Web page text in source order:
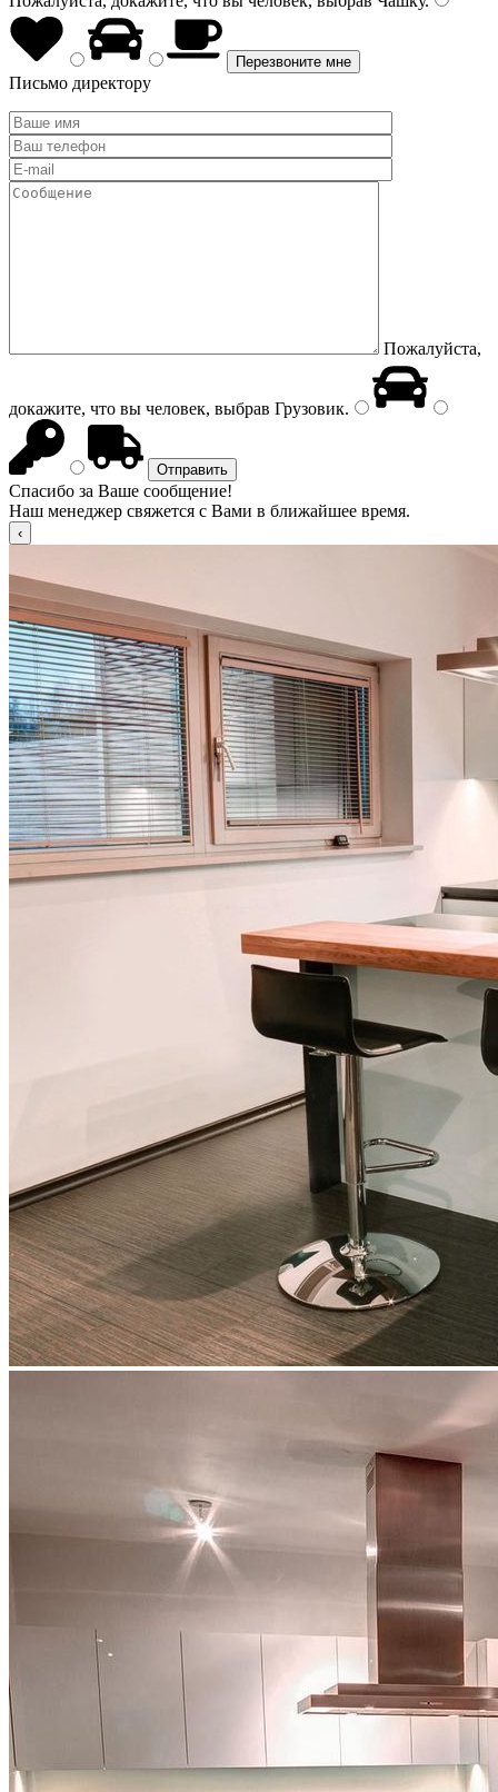
Письмо директору
Пожалуйста,
докажите, что вы человек, выбрав Грузовик.
Спасибо за Ваше сообщение!
Наш менеджер свяжется с Вами в ближайшее время.